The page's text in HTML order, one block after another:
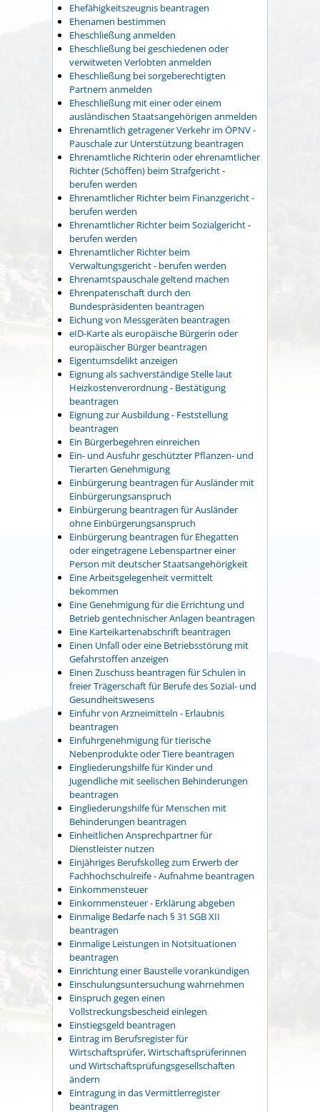
Ehefähigkeitszeugnis beantragen
Ehenamen bestimmen
Eheschließung anmelden
Eheschließung bei geschiedenen oder
verwitweten Verlobten anmelden
Eheschließung bei sorgeberechtigten
Partnern anmelden
Eheschließung mit einer oder einem
ausländischen Staatsangehörigen anmelden
Ehrenamtlich getragener Verkehr im ÖPNV -
Pauschale zur Unterstützung beantragen
Ehrenamtliche Richterin oder ehrenamtlicher
Richter (Schöffen) beim Strafgericht -
berufen werden
Ehrenamtlicher Richter beim Finanzgericht -
berufen werden
Ehrenamtlicher Richter beim Sozialgericht -
berufen werden
Ehrenamtlicher Richter beim
Verwaltungsgericht - berufen werden
Ehrenamtspauschale geltend machen
Ehrenpatenschaft durch den
Bundespräsidenten beantragen
Eichung von Messgeräten beantragen
eID-Karte als europäische Bürgerin oder
europäischer Bürger beantragen
Eigentumsdelikt anzeigen
Eignung als sachverständige Stelle laut
Heizkostenverordnung - Bestätigung
beantragen
Eignung zur Ausbildung - Feststellung
beantragen
Ein Bürgerbegehren einreichen
Ein- und Ausfuhr geschützter Pflanzen- und
Tierarten Genehmigung
Einbürgerung beantragen für Ausländer mit
Einbürgerungsanspruch
Einbürgerung beantragen für Ausländer
ohne Einbürgerungsanspruch
Einbürgerung beantragen für Ehegatten
oder eingetragene Lebenspartner einer
Person mit deutscher Staatsangehörigkeit
Eine Arbeitsgelegenheit vermittelt
bekommen
Eine Genehmigung für die Errichtung und
Betrieb gentechnischer Anlagen beantragen
Eine Karteikartenabschrift beantragen
Einen Unfall oder eine Betriebsstörung mit
Gefahrstoffen anzeigen
Einen Zuschuss beantragen für Schulen in
freier Trägerschaft für Berufe des Sozial- und
Gesundheitswesens
Einfuhr von Arzneimitteln - Erlaubnis
beantragen
Einfuhrgenehmigung für tierische
Nebenprodukte oder Tiere beantragen
Eingliederungshilfe für Kinder und
Jugendliche mit seelischen Behinderungen
beantragen
Eingliederungshilfe für Menschen mit
Behinderungen beantragen
Einheitlichen Ansprechpartner für
Dienstleister nutzen
Einjähriges Berufskolleg zum Erwerb der
Fachhochschulreife - Aufnahme beantragen
Einkommensteuer
Einkommensteuer - Erklärung abgeben
Einmalige Bedarfe nach § 31 SGB XII
beantragen
Einmalige Leistungen in Notsituationen
beantragen
Einrichtung einer Baustelle vorankündigen
Einschulungsuntersuchung wahrnehmen
Einspruch gegen einen
Vollstreckungsbescheid einlegen
Einstiegsgeld beantragen
Eintrag im Berufsregister für
Wirtschaftsprüfer, Wirtschaftsprüferinnen
und Wirtschaftsprüfungsgesellschaften
ändern
Eintragung in das Vermittlerregister
beantragen